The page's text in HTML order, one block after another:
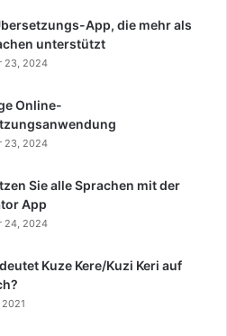
App, die mehr als
unterstützt
23, 2024
Online-
23, 2024
Sie alle Sprachen mit der
App
24, 2024
Kuze Kere/Kuzi Keri auf